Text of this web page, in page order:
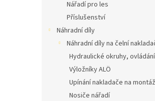
Nářadí pro les
Příslušenství
Náhradní díly
Náhradní díly na čelní
Hydraulické okruhy,
Výložníky ALÖ
Upínání nakladače na
Nosiče nářadí